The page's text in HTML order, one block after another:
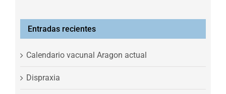
Entradas recientes
Calendario vacunal Aragon actual
Dispraxia